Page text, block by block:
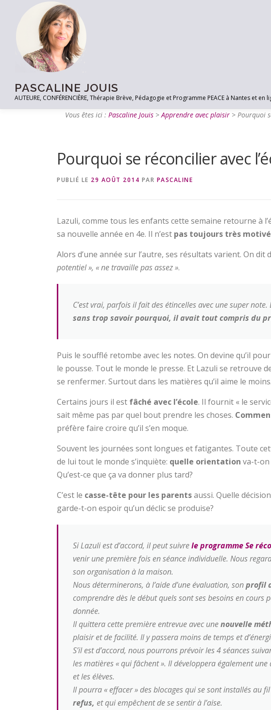
PASCALINE JOUIS
AUTEURE, CONFÉRENCIÈRE, Thérapie Brève, Pédagogie et Programme PEACE à Nantes et en
Vous êtes ici :Pascaline Jouis >Apprendre avec plaisir >Pourquoi
Pourquoi se réconcilier avec
PUBLIÉ LE 29 AOÛT 2014 PAR PASCALINE
Lazuli, comme tous les enfants cette semaine retourne à
sa nouvelle année en 4e. Il n’est pas toujours très motivé
Alors d’une année sur l’autre, ses résultats varient. On dit
potentiel », « ne travaille pas assez ».
C’est vrai, parfois il fait des étincelles avec une super
sans trop savoir pourquoi, il avait tout compris du
Puis le soufflé retombe avec les notes. On devine qu’il
le pousse. Tout le monde le presse. Et Lazuli se retrouve
se renfermer. Surtout dans les matières qu’il aime le moins.
Certains jours il est fâché avec l’école. Il fournit « le
sait même pas par quel bout prendre les choses.
préfère faire croire qu’il s’en moque.
Souvent les journées sont longues et fatigantes. Toute
de lui tout le monde s’inquiète: quelle orientation va-t-on
Qu’est-ce que ça va donner plus tard?
C’est le casse-tête pour les parentsaussi. Quelle
garde-t-on espoir qu’un déclic se produise?
Si Lazuli est d’accord, il peut suivrele programme Se
venir une première fois en séance individuelle. Nous
son organisation à la maison.
Nous déterminerons, à l’aide d’une évaluation, sonprofil
comprendre dès le début quels sont ses besoins en
donnée.
Il quittera cette première entrevue avec unenouvelle
plaisir et de facilité. Il y passera moins de temps et
S’il est d’accord, nous pourrons prévoir les 4 séances
les matières « qui fâchent ». Il développera également
et les élèves.
Il pourra « effacer » des blocages qui se sont installés au
refus, et qui empêchent de se sentir à l’aise.